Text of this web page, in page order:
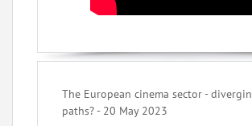
The European cinema sector -
paths? - 20 May 2023